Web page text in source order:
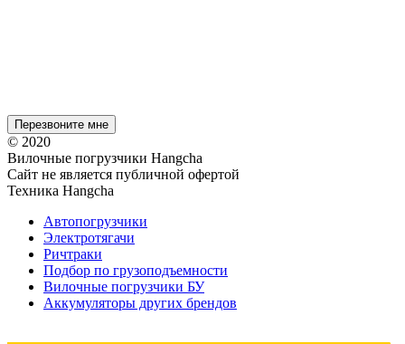
© 2020
Вилочные погрузчики Hangcha
Сайт не является публичной офертой
Техника Hangcha
Автопогрузчики
Электротягачи
Ричтраки
Подбор по грузоподъемности
Вилочные погрузчики БУ
Аккумуляторы других брендов